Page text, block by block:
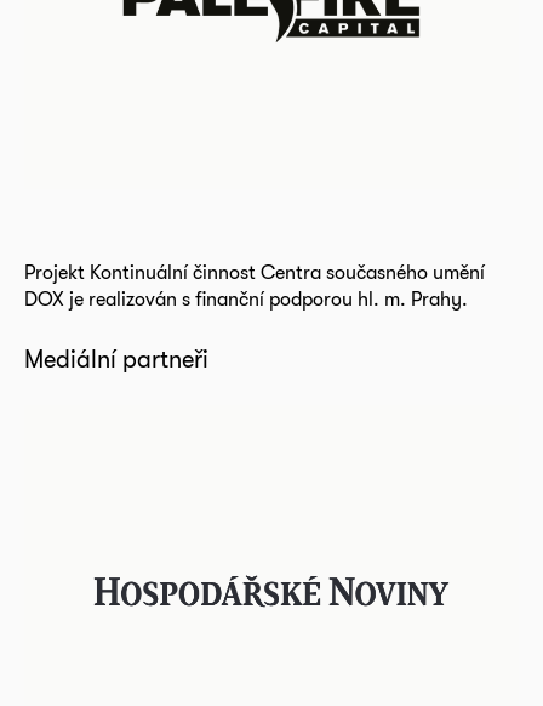
Projekt Kontinuální činnost Centra současného umění
DOX je realizován s finanční podporou hl. m. Prahy.
Mediální partneři